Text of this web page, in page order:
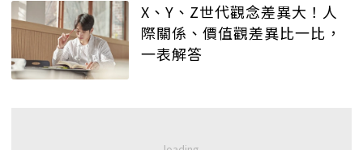
X、Y、Z世代觀念差異大！人
際關係、價值觀差異比一比，
一表解答